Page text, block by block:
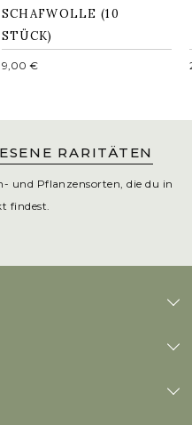
SCHAFWOLLE (10
STÜCK)
Normaler
9,00 €
RARITÄTEN
Pflanzensorten, die du in